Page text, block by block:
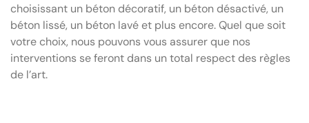
choisissant un béton décoratif, un béton désactivé, un
béton lissé, un béton lavé et plus encore. Quel que soit
votre choix, nous pouvons vous assurer que nos
interventions se feront dans un total respect des règles
de l’art.